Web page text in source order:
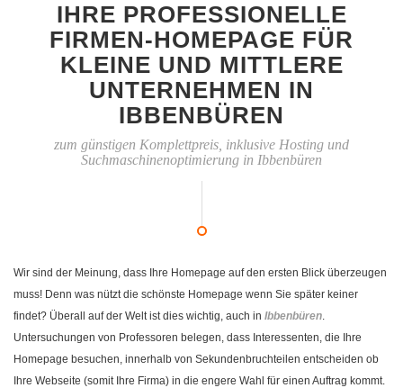
IHRE PROFESSIONELLE
FIRMEN-HOMEPAGE FÜR
KLEINE UND MITTLERE
UNTERNEHMEN IN
IBBENBÜREN
zum günstigen Komplettpreis, inklusive Hosting und
Suchmaschinenoptimierung in Ibbenbüren
Wir sind der Meinung, dass Ihre Homepage auf den ersten Blick überzeugen
muss! Denn was nützt die schönste Homepage wenn Sie später keiner
findet? Überall auf der Welt ist dies wichtig, auch in Ibbenbüren.
Untersuchungen von Professoren belegen, dass Interessenten, die Ihre
Homepage besuchen, innerhalb von Sekundenbruchteilen entscheiden ob
Ihre Webseite (somit Ihre Firma) in die engere Wahl für einen Auftrag kommt.